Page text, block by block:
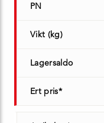
PN
Vikt (kg)
Lagersaldo
Ert pris*